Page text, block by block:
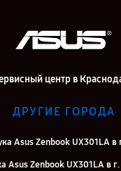
центр в
ДРУГИЕ ГОРОДА
Asus Zenbook UX301LA
Asus Zenbook UX301LA в